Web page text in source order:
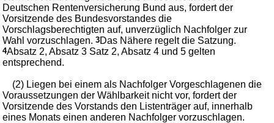
Deutschen Rentenversicherung Bund aus, fordert der
Vorsitzende des Bundesvorstandes die
Vorschlagsberechtigten auf, unverzüglich Nachfolger zur
Wahl vorzuschlagen.3Das Nähere regelt die Satzung.
4Absatz 2, Absatz 3 Satz 2, Absatz 4 und 5 gelten
entsprechend.
(2) Liegen bei einem als Nachfolger Vorgeschlagenen die
Voraussetzungen der Wählbarkeit nicht vor, fordert der
Vorsitzende des Vorstands den Listenträger auf, innerhalb
eines Monats einen anderen Nachfolger vorzuschlagen.